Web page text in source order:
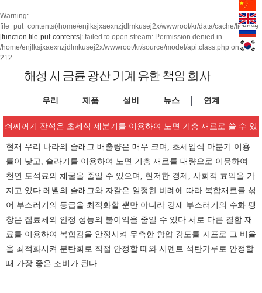
Warning:
file_put_contents(/home/enjlksjxaexnzjdlmkusej2x/wwwroot/kr/data/cache/
[function.file-put-contents]: failed to open stream: Permission denied in
/home/enjlksjxaexnzjdlmkusej2x/wwwroot/kr/source/model/api.class.php on line
212
우리 제품 설비 뉴스 연계
쇠찌꺼기 잔석은 초세식 제분기를 이용하여 노면 기층 재료로 쓸 수 있
다
현재 우리 나라의 슬래그 배출량은 매우 크며, 초세입식 마분기 이용
률이 낮고, 슬라기를 이용하여 노면 기층 재료를 대량으로 이용하여
천연 토석료의 채굴을 줄일 수 있으며, 현저한 경제, 사회적 효익을 가
지고 있다.레벨의 슬래그와 자갈은 일정한 비례에 따라 복합재료를 섞
어 부스러기의 등급을 최적화할 뿐만 아니라 강재 부스러기의 수화 팽
창은 집료체의 안정 성능의 불이익을 줄일 수 있다.서로 다른 결합 재
료를 이용하여 복합감을 안정시켜 무측한 항압 강도를 지표로 그 비율
을 최적화시켜 분탄회로 직접 안정할 때와 시멘트 석탄가루로 안정할
때 가장 좋은 조비가 된다.